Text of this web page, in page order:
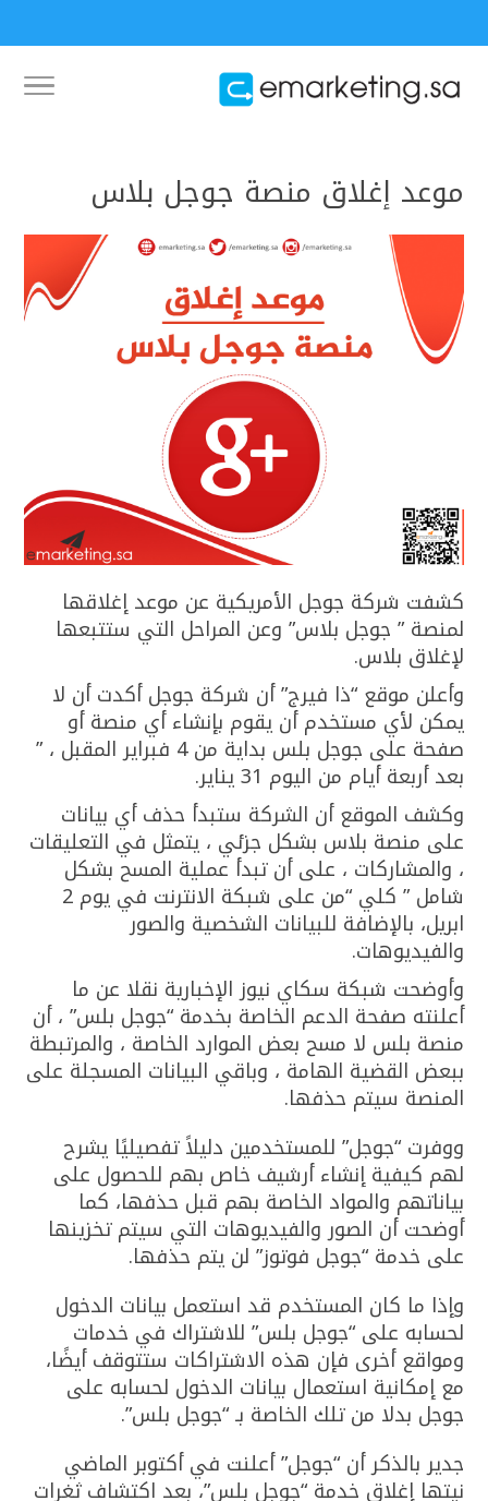
موعد إغلاق منصة جوجل بلاس
كشفت شركة جوجل الأمريكية عن موعد إغلاقها
لمنصة ” جوجل بلاس” وعن المراحل التي ستتبعها
لإغلاق بلاس.
وأعلن موقع “ذا فيرج” أن شركة جوجل أكدت أن لا
يمكن لأي مستخدم أن يقوم بإنشاء أي منصة أو
صفحة على جوجل بلس بداية من 4 فبراير المقبل ، ”
بعد أربعة أيام من اليوم 31 يناير.
وكشف الموقع أن الشركة ستبدأ حذف أي بيانات
على منصة بلاس بشكل جزئي ، يتمثل في التعليقات
، والمشاركات ، على أن تبدأ عملية المسح بشكل
شامل ” كلي “من على شبكة الانترنت في يوم 2
ابريل، بالإضافة للبيانات الشخصية والصور
والفيديوهات.
وأوضحت شبكة سكاي نيوز الإخبارية نقلا عن ما
أعلنته صفحة الدعم الخاصة بخدمة “جوجل بلس” ، أن
منصة بلس لا مسح بعض الموارد الخاصة ، والمرتبطة
ببعض القضية الهامة ، وباقي البيانات المسجلة على
المنصة سيتم حذفها.
ووفرت “جوجل” للمستخدمين دليلاً تفصيليًا يشرح
لهم كيفية إنشاء أرشيف خاص بهم للحصول على
بياناتهم والمواد الخاصة بهم قبل حذفها، كما
أوضحت أن الصور والفيديوهات التي سيتم تخزينها
على خدمة “جوجل فوتوز” لن يتم حذفها.
وإذا ما كان المستخدم قد استعمل بيانات الدخول
لحسابه على “جوجل بلس” للاشتراك في خدمات
ومواقع أخرى فإن هذه الاشتراكات ستتوقف أيضًا،
مع إمكانية استعمال بيانات الدخول لحسابه على
جوجل بدلا من تلك الخاصة بـ “جوجل بلس”.
جدير بالذكر أن “جوجل” أعلنت في أكتوبر الماضي
نيتها إغلاق خدمة “جوجل بلس”، بعد اكتشاف ثغرات